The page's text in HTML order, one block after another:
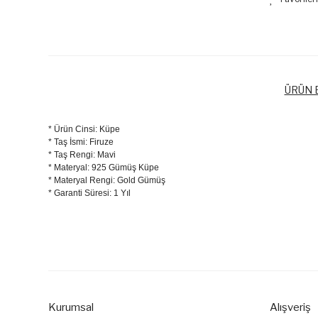
ÜRÜN
* Ürün Cinsi: Küpe
* Taş İsmi: Firuze
* Taş Rengi: Mavi
* Materyal: 925 Gümüş Küpe
* Materyal Rengi: Gold Gümüş
* Garanti Süresi: 1 Yıl
Ürün bilgilerinde hatalar bulunuyor.
Kurumsal Alışveriş